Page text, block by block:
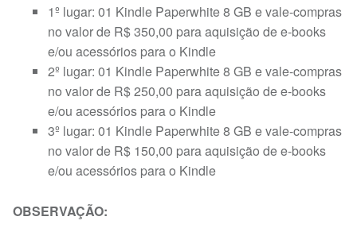
1º lugar: 01 Kindle Paperwhite 8 GB e vale-compras
no valor de R$ 350,00 para aquisição de e-books
e/ou acessórios para o Kindle
2º lugar: 01 Kindle Paperwhite 8 GB e vale-compras
no valor de R$ 250,00 para aquisição de e-books
e/ou acessórios para o Kindle
3º lugar: 01 Kindle Paperwhite 8 GB e vale-compras
no valor de R$ 150,00 para aquisição de e-books
e/ou acessórios para o Kindle
OBSERVAÇÃO: